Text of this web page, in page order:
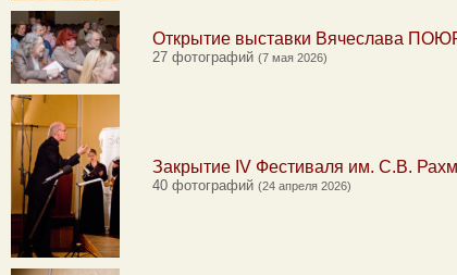
Открытие выставки Вячеслава
27 фотографий (7 мая 2026)
Закрытие IV Фестиваля им. С.В.
40 фотографий (24 апреля 2026)